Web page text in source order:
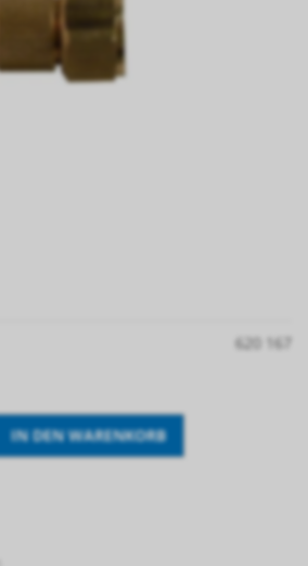
620 167
IN DEN WARENKORB